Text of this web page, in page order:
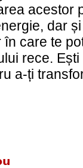
acestor
dar
care te
rece.
a-ți